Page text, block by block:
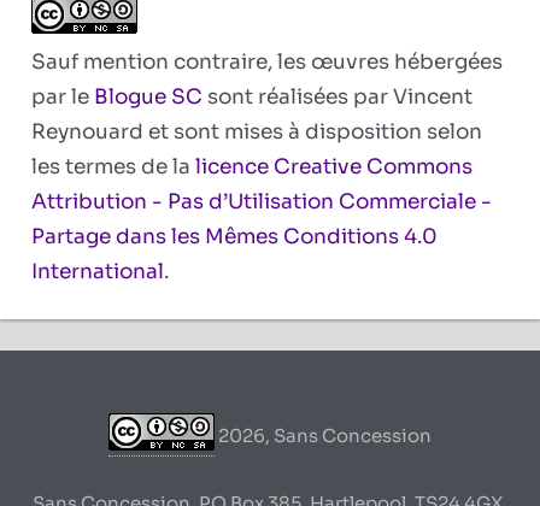
Sauf mention contraire, les œuvres hébergées
par le Blogue SC sont réalisées par Vincent
Reynouard et sont mises à disposition selon
les termes de la licence Creative Commons
Attribution - Pas d’Utilisation Commerciale -
Partage dans les Mêmes Conditions 4.0
International.
2026, Sans Concession